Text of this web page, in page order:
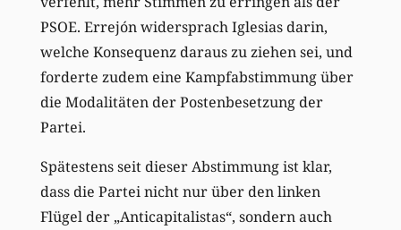
PSOE. Errejón widersprach Iglesias darin,
welche Konsequenz daraus zu ziehen sei, und
forderte zudem eine Kampfabstimmung über
die Modalitäten der Postenbesetzung der
Partei.
Spätestens seit dieser Abstimmung ist klar,
dass die Partei nicht nur über den linken
Flügel der „Anticapitalistas“, sondern auch